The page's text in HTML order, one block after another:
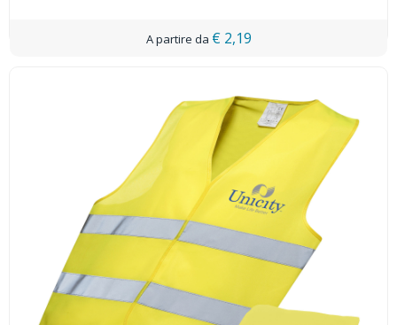
€ 2,19